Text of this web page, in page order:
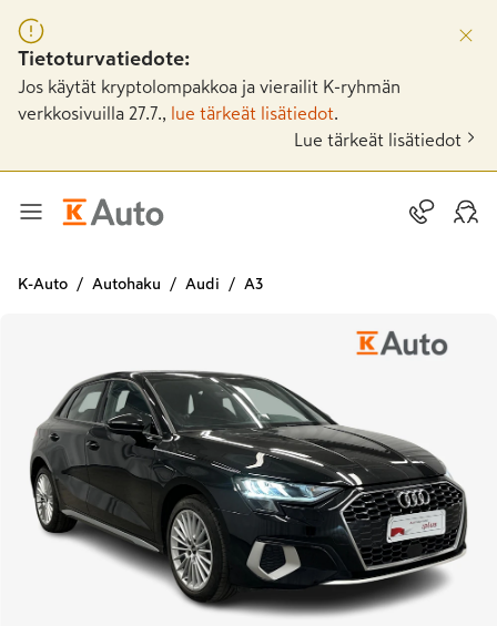
Tietoturvatiedote:
Jos käytät kryptolompakkoa ja vierailit K-ryhmän
verkkosivuilla 27.7.,
lue tärkeät lisätiedot
Lue tärkeät lisätiedot
K-Auto Autohaku Audi A3